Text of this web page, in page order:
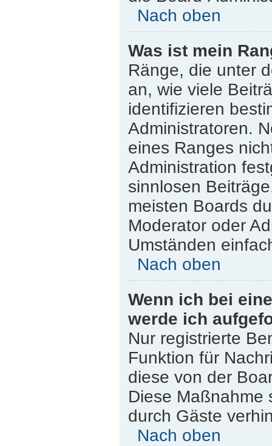
Nach oben
Was ist mein
Ränge, die unter
an, wie viele
identifizieren
Administratoren.
eines Ranges
Administration
sinnlosen
meisten Boards
Moderator oder
Umständen
Nach oben
Wenn ich bei
werde ich
Nur registrierte
Funktion für
diese von der
Diese Maßnahme
durch Gäste
Nach oben